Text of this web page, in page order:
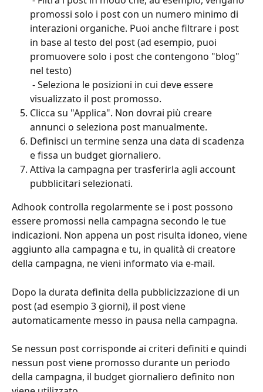
promossi solo i post con un numero minimo di
interazioni organiche. Puoi anche filtrare i post
in base al testo del post (ad esempio, puoi
promuovere solo i post che contengono "blog"
nel testo)
visualizzato il post promosso.
Clicca su "Applica". Non dovrai più creare
annunci o seleziona post manualmente.
Definisci un termine senza una data di scadenza
e fissa un budget giornaliero.
Attiva la campagna per trasferirla agli account
pubblicitari selezionati.
Adhook controlla regolarmente se i post possono
essere promossi nella campagna secondo le tue
indicazioni. Non appena un post risulta idoneo, viene
aggiunto alla campagna e tu, in qualità di creatore
della campagna, ne vieni informato via e-mail.
Dopo la durata definita della pubblicizzazione di un
post (ad esempio 3 giorni), il post viene
automaticamente messo in pausa nella campagna.
Se nessun post corrisponde ai criteri definiti e quindi
nessun post viene promosso durante un periodo
della campagna, il budget giornaliero definito non